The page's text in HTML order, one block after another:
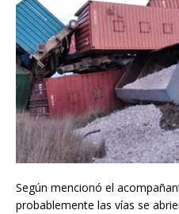
Según mencionó el
probablemente las vías se